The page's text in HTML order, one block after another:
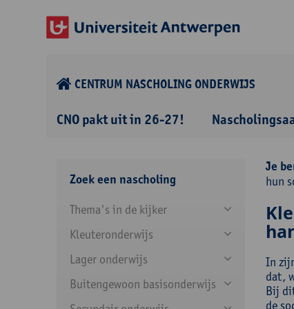
CENTRUM NASCHOLING ONDERWIJS
CNO pakt uit in 26-27!
Zoek een nascholing
Thema's in de kijker
Kleuteronderwijs
Lager onderwijs
Buitengewoon basisonderwijs
Je
hun
In
dat,
Bij
de